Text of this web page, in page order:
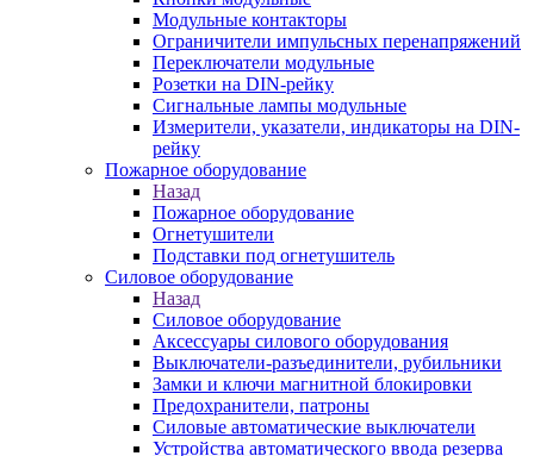
Модульные контакторы
Ограничители импульсных перенапряжений
Переключатели модульные
Розетки на DIN-рейку
Сигнальные лампы модульные
Измерители, указатели, индикаторы на DIN-
рейку
Пожарное оборудование
Назад
Пожарное оборудование
Огнетушители
Подставки под огнетушитель
Силовое оборудование
Назад
Силовое оборудование
Аксессуары силового оборудования
Выключатели-разъединители, рубильники
Замки и ключи магнитной блокировки
Предохранители, патроны
Силовые автоматические выключатели
Устройства автоматического ввода резерва